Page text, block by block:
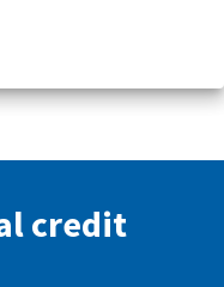
credit